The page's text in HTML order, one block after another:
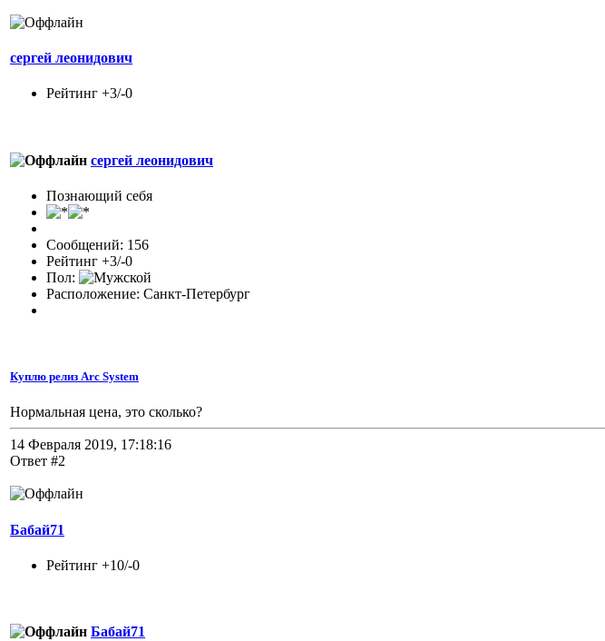
сергей леонидович
Рейтинг +3/-0
сергей леонидович
Познающий себя
Сообщений: 156
Рейтинг +3/-0
Пол:
Расположение: Санкт-Петербург
Куплю релиз Arc System
Нормальная цена, это сколько?
14 Февраля 2019, 17:18:16
Ответ #2
Бабай71
Рейтинг +10/-0
Бабай71